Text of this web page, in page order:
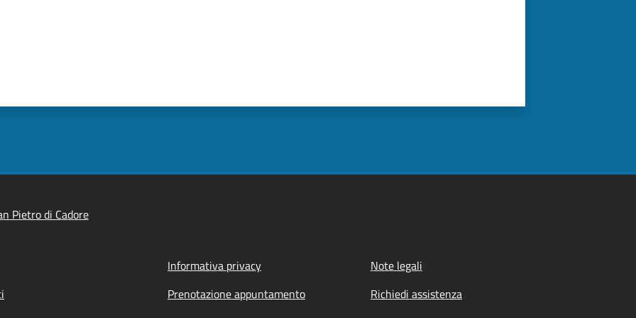
Pietro di Cadore
Informativa privacy
Note legali
Prenotazione appuntamento
Richiedi assistenza